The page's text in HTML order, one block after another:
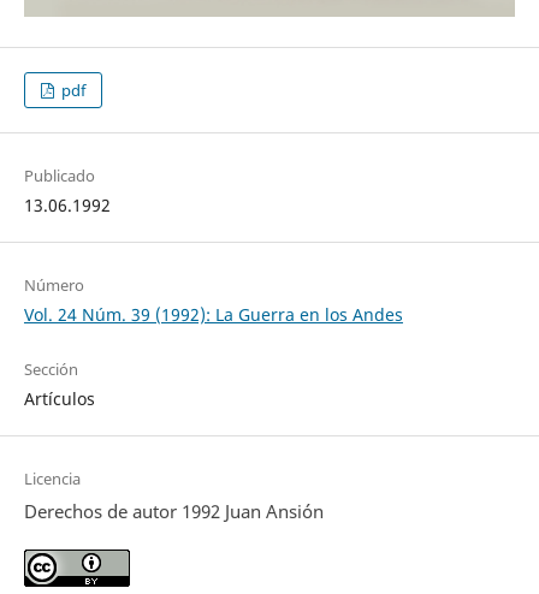
pdf
Publicado
13.06.1992
Número
Vol. 24 Núm. 39 (1992): La Guerra en los Andes
Sección
Artículos
Licencia
Derechos de autor 1992 Juan Ansión